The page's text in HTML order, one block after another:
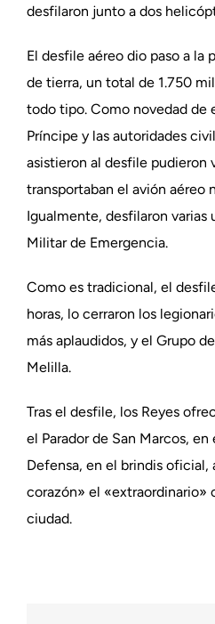
desfilaron junto a dos
El desfile aéreo dio paso a la
de tierra, un total de 1.750
todo tipo. Como novedad de
Príncipe y las autoridades
asistieron al desfile pudieron
transportaban el avión aéreo
Igualmente, desfilaron varias
Militar de Emergencia.
Como es tradicional, el
horas, lo cerraron los
más aplaudidos, y el Grupo
Melilla.
Tras el desfile, los Reyes
el Parador de San Marcos,
Defensa, en el brindis oficial,
corazón» el «extraordinario»
ciudad.